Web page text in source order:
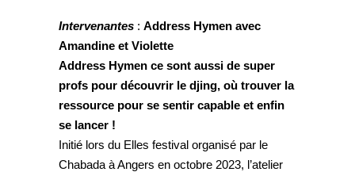
Intervenantes : Address Hymen avec
Amandine et Violette
Address Hymen ce sont aussi de super
profs pour découvrir le djing, où trouver la
ressource pour se sentir capable et enfin
se lancer !
Initié lors du Elles festival organisé par le
Chabada à Angers en octobre 2023, l’atelier